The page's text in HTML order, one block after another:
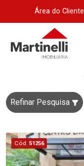
Área do Cliente
Refinar Pesquisa
Cód. 51256